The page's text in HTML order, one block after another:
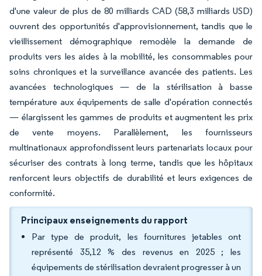
d'une valeur de plus de 80 milliards CAD (58,3 milliards USD)
ouvrent des opportunités d'approvisionnement, tandis que le
vieillissement démographique remodèle la demande de
produits vers les aides à la mobilité, les consommables pour
soins chroniques et la surveillance avancée des patients. Les
avancées technologiques — de la stérilisation à basse
température aux équipements de salle d'opération connectés
— élargissent les gammes de produits et augmentent les prix
de vente moyens. Parallèlement, les fournisseurs
multinationaux approfondissent leurs partenariats locaux pour
sécuriser des contrats à long terme, tandis que les hôpitaux
renforcent leurs objectifs de durabilité et leurs exigences de
conformité.
Principaux enseignements du rapport
Par type de produit, les fournitures jetables ont
représenté 35,12 % des revenus en 2025 ; les
équipements de stérilisation devraient progresser à un